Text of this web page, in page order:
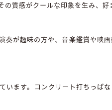
質感がクールな印象を生み、好
奏が趣味の方や、音楽鑑賞や映
ます。コンクリート打ちっぱ